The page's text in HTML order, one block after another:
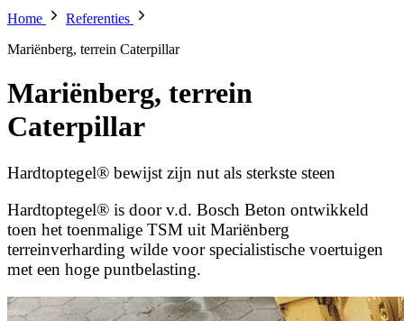
Home
Referenties
Mariënberg, terrein Caterpillar
Mariënberg, terrein
Caterpillar
Hardtoptegel® bewijst zijn nut als sterkste steen
Hardtoptegel® is door v.d. Bosch Beton ontwikkeld
toen het toenmalige TSM uit Mariënberg
terreinverharding wilde voor specialistische voertuigen
met een hoge puntbelasting.